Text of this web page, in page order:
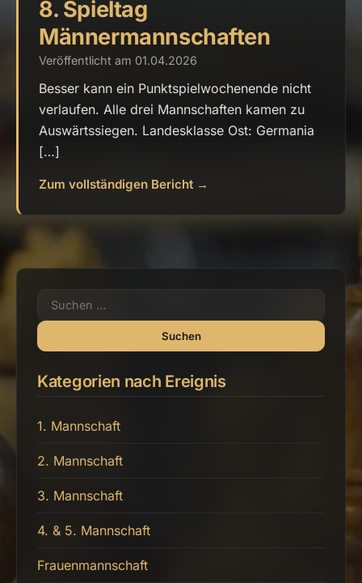
8. Spieltag
Männermannschaften
Veröffentlicht am 01.04.2026
Besser kann ein Punktspielwochenende nicht
verlaufen. Alle drei Mannschaften kamen zu
Auswärtssiegen. Landesklasse Ost: Germania
[…]
Zum vollständigen Bericht →
Suchen
nach:
Kategorien nach Ereignis
1. Mannschaft
2. Mannschaft
3. Mannschaft
4. & 5. Mannschaft
Frauenmannschaft